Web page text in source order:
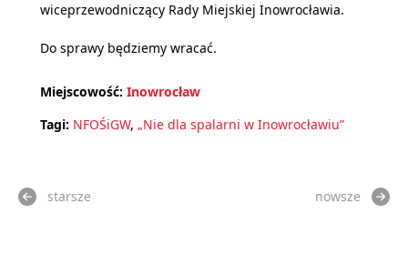
wiceprzewodniczący Rady Miejskiej Inowrocławia.
Do sprawy będziemy wracać.
Miejscowość: Inowrocław
Tagi: NFOŚiGW, „Nie dla spalarni w Inowrocławiu”
starsze nowsze